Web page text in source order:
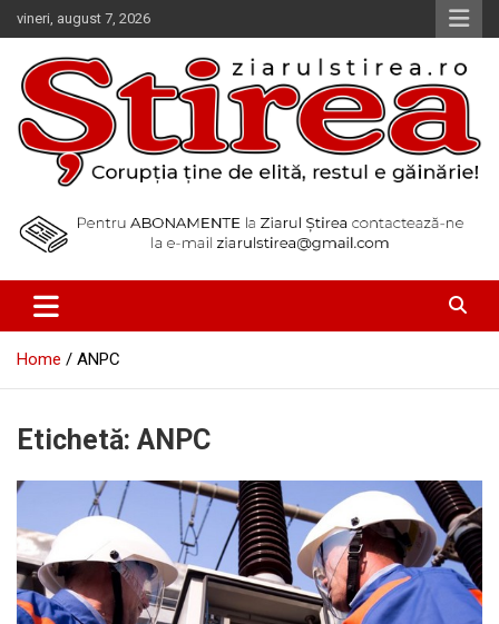
Skip
to
content
vineri, august 7, 2026
Ziarul Știrea
Home ANPC
Etichetă: ANPC